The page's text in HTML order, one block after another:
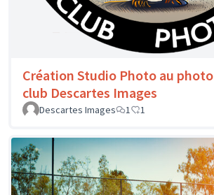
Création Studio Photo au photo
club Descartes Images
Descartes Images
1 1